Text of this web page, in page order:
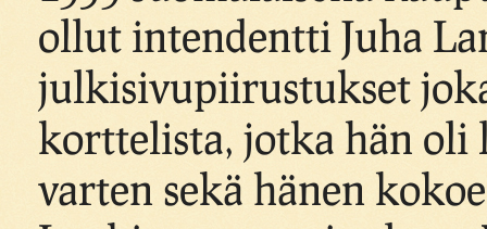
ollut intendentti Juha
julkisivupiirustukset
korttelista, jotka hän oli
varten sekä hänen